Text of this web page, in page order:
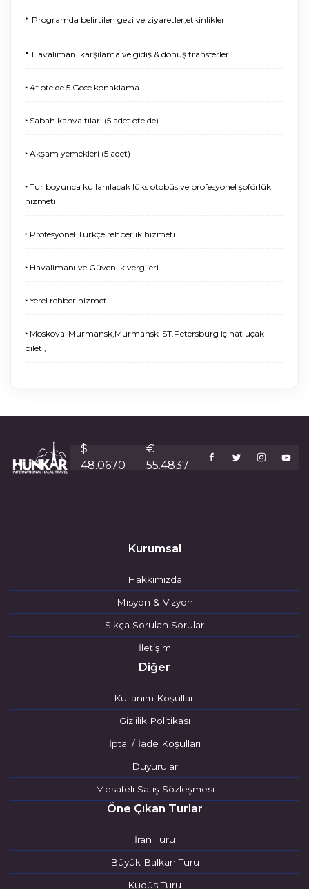
‣ Programda belirtilen gezi ve ziyaretler,etkinlikler
‣ Havalimanı karşılama ve gidiş & dönüş transferleri
‣ 4* otelde 5 Gece konaklama
‣ Sabah kahvaltıları (5 adet otelde)
‣ Akşam yemekleri (5 adet)
‣ Tur boyunca kullanılacak lüks otobüs ve profesyonel şoförlük
hizmeti
‣ Profesyonel Türkçe rehberlik hizmeti
‣ Havalimanı ve Güvenlik vergileri
‣ Yerel rehber hizmeti
‣ Moskova-Murmansk,Murmansk-ST.Petersburg iç hat uçak
bileti,
$
48.0670
€
55.4837
Kurumsal
Hakkımızda
Misyon & Vizyon
Sıkça Sorulan Sorular
İletişim
Diğer
Kullanım Koşulları
Gizlilik Politikası
İptal / İade Koşulları
Duyurular
Mesafeli Satış Sözleşmesi
Öne Çıkan Turlar
İran Turu
Büyük Balkan Turu
Kudüs Turu